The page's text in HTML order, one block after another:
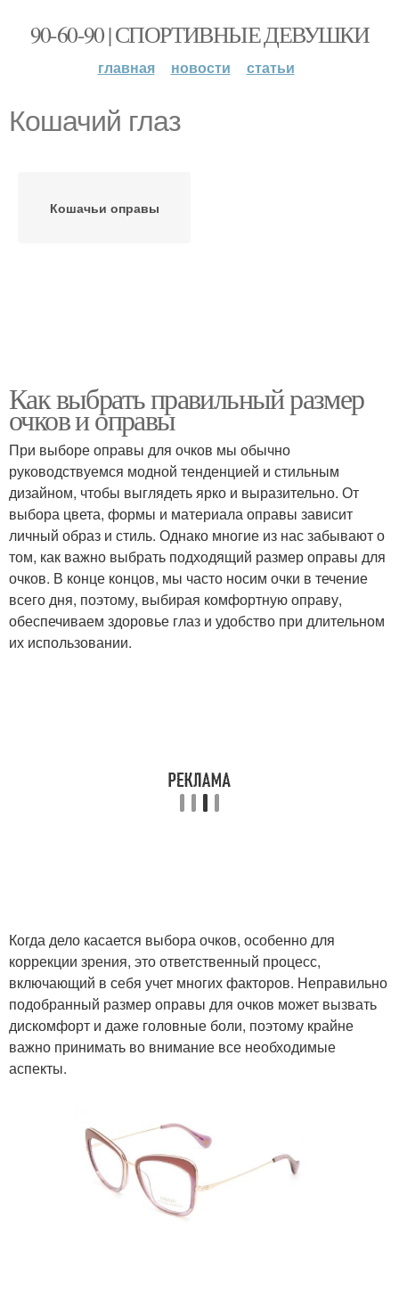
90-60-90 | СПОРТИВНЫЕ ДЕВУШКИ
главная новости статьи
Кошачий глаз
Кошачьи оправы
Как выбрать правильный размер
очков и оправы
При выборе оправы для очков мы обычно
руководствуемся модной тенденцией и стильным
дизайном, чтобы выглядеть ярко и выразительно. От
выбора цвета, формы и материала оправы зависит
личный образ и стиль. Однако многие из нас забывают о
том, как важно выбрать подходящий размер оправы для
очков. В конце концов, мы часто носим очки в течение
всего дня, поэтому, выбирая комфортную оправу,
обеспечиваем здоровье глаз и удобство при длительном
их использовании.
Когда дело касается выбора очков, особенно для
коррекции зрения, это ответственный процесс,
включающий в себя учет многих факторов. Неправильно
подобранный размер оправы для очков может вызвать
дискомфорт и даже головные боли, поэтому крайне
важно принимать во внимание все необходимые
аспекты.